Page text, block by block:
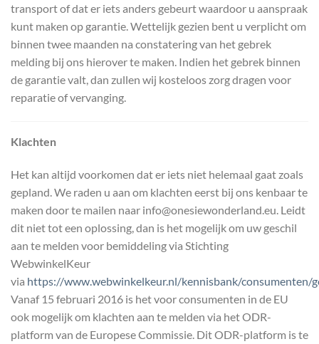
transport of dat er iets anders gebeurt waardoor u aanspraak
kunt maken op garantie. Wettelijk gezien bent u verplicht om
binnen twee maanden na constatering van het gebrek
melding bij ons hierover te maken. Indien het gebrek binnen
de garantie valt, dan zullen wij kosteloos zorg dragen voor
reparatie of vervanging.
Klachten
Het kan altijd voorkomen dat er iets niet helemaal gaat zoals
gepland. We raden u aan om klachten eerst bij ons kenbaar te
maken door te mailen naar info@onesiewonderland.eu. Leidt
dit niet tot een oplossing, dan is het mogelijk om uw geschil
aan te melden voor bemiddeling via Stichting
WebwinkelKeur
via https://www.webwinkelkeur.nl/kennisbank/consumenten/
Vanaf 15 februari 2016 is het voor consumenten in de EU
ook mogelijk om klachten aan te melden via het ODR-
platform van de Europese Commissie. Dit ODR-platform is te